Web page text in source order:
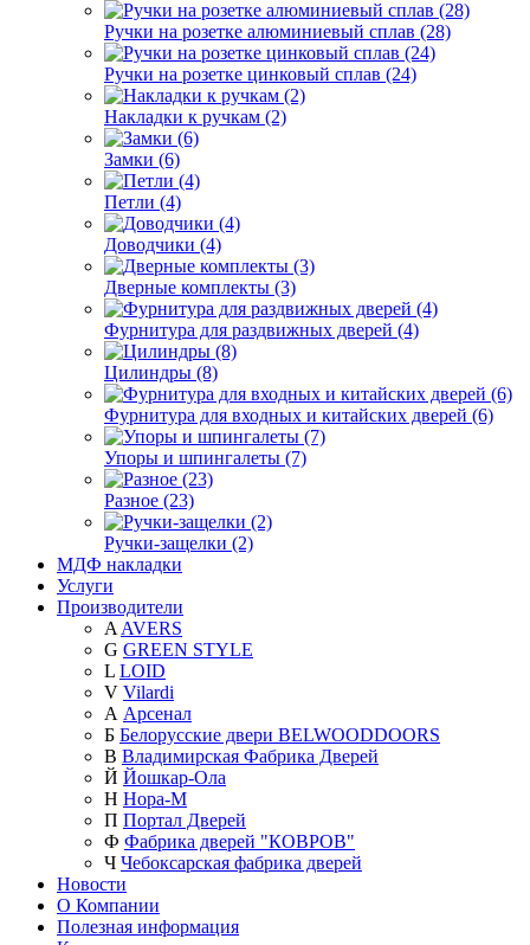
Ручки на розетке алюминиевый сплав (28)
Ручки на розетке цинковый сплав (24)
Накладки к ручкам (2)
Замки (6)
Петли (4)
Доводчики (4)
Дверные комплекты (3)
Фурнитура для раздвижных дверей (4)
Цилиндры (8)
Фурнитура для входных и китайских дверей (6)
Упоры и шпингалеты (7)
Разное (23)
Ручки-защелки (2)
МДФ накладки
Услуги
Производители
A AVERS
G GREEN STYLE
L LOID
V Vilardi
А Арсенал
Б Белорусские двери BELWOODDOORS
В Владимирская Фабрика Дверей
Й Йошкар-Ола
Н Нора-М
П Портал Дверей
Ф Фабрика дверей "КОВРОВ"
Ч Чебоксарская фабрика дверей
Новости
О Компании
Полезная информация